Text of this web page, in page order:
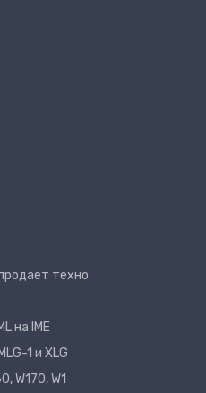
техно
на IME
1 и XLG
W170, W1